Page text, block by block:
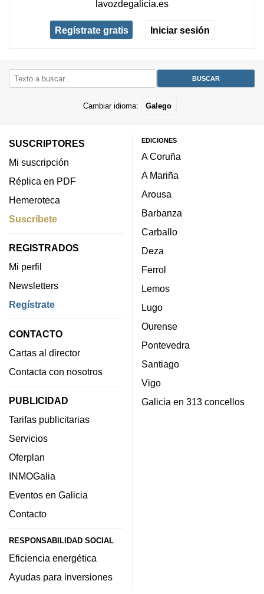
lavozdegalicia.es
Regístrate gratis Iniciar sesión
Cambiar idioma: Galego
SUSCRIPTORES
Mi suscripción
Réplica en PDF
Hemeroteca
Suscríbete
REGISTRADOS
Mi perfil
Newsletters
Regístrate
CONTACTO
Cartas al director
Contacta con nosotros
PUBLICIDAD
Tarifas publicitarias
Servicios
Oferplan
INMOGalia
Eventos en Galicia
Contacto
RESPONSABILIDAD SOCIAL
Eficiencia energética
Ayudas para inversiones
EDICIONES
A Coruña
A Mariña
Arousa
Barbanza
Carballo
Deza
Ferrol
Lemos
Lugo
Ourense
Pontevedra
Santiago
Vigo
Galicia en 313 concellos